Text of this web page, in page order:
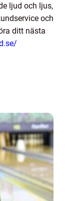
ljud och ljus,
och
ditt nästa